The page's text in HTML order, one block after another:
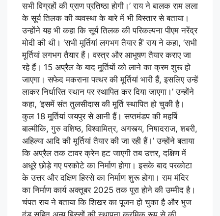
सभी विग्रहों की प्राण प्रतिष्ठा होगी।’ राय ने बालक राम लला
के सूर्य तिलक की व्यवस्था के बारे में भी विस्तार से बताया।
उन्होंने यह भी कहा कि सूर्य तिलक की परिकल्पना पीएम नरेंद्र
मोदी की थी। ‘सभी मूर्तियां लगभग तैयार हैं’ राय ने कहा, ‘सभी
मूर्तियां लगभग तैयार हैं। वस्त्र और आभूषण तैयार कराए जा
रहे हैं। 15 अप्रैल के बाद मूर्तियों को लाने का क्रम शुरू हो
जाएगा। सफेद मकराना पत्थर की मूर्तियां भारी हैं, इसलिए उन्हें
लाकर निर्धारित स्थान पर स्थापित कर दिया जाएगा।’ उन्होंने
कहा, ‘इसमें संत तुलसीदास की मूर्ति स्थापित हो चुकी है।
कुल 18 मूर्तियां जयपुर से आनी हैं। सप्तमंडप की महर्षि
बाल्मीकि, गुरु वशिष्ठ, विश्वामित्र, अगस्त्य, निषादराज, शबरी,
अहिल्या आदि की मूर्तियां तैयार की जा रही हैं।’ उन्होंने बताया
कि अप्रैल तक टावर क्रेन हट जाएगी तब उत्तर, दक्षिण में
अधूरे छोड़े गए परकोटे का निर्माण होगा। इसके बाद परकोटा
के उत्तर और दक्षिण हिस्से का निर्माण शुरू होगा। राम मंदिर
का निर्माण कार्य अक्तूबर 2025 तक पूरा होने की उम्मीद है।
चंपत राय ने बताया कि शिखर का पूजन हो चुका है और भुज